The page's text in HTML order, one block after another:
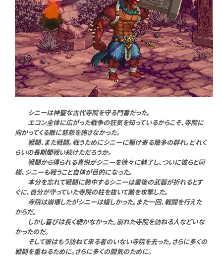
シニーは神聖な古代寺院を守る門番だった。
エコン全体に広がった戦争の狂気を知っているからこそ、寺院に
向かってくる敵に慈悲を施さなかった。
戦闘、また戦闘。戦うためにシニーに駆け寄る幾多の群れ。どれく
らいの長期間戦い続けただろうか。
戦闘から得られる喜悦がシニーを徐々に魅了し、ついに彼らと同
様、シニーも戦うこと自体が目的になった。
本分を忘れて戦闘に熱中するシニーは最後の武器が折れるとす
ぐに、自分が守っていた寺院の柱を抜いて敵を攻撃した。
寺院は崩壊したがシニーは嬉しかった。また一回、戦闘を行えた
からだ。
しかし喜びは長く続かなかった。崩れた寺院を訪ねる人などいな
かったのだ。
そして彼はもう訪ねて来る者のいない寺院を去った。さらに多くの
戦闘を重ねるために。さらに多くの闘気のために。